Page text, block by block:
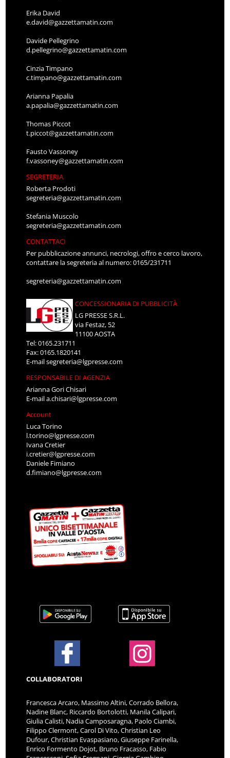
Erika David
e.david@gazzettamatin.com
Davide Pellegrino
d.pellegrino@gazzettamatin.com
Cinzia Timpano
c.timpano@gazzettamatin.com
Arianna Papalia
a.papalia@gazzettamatin.com
Thomas Piccot
t.piccot@gazzettamatin.com
Fausto Vassoney
f.vassoney@gazzettamatin.com
SEGRETERIA
Roberta Prodoti
segreteria@gazzettamatin.com
Stefania Muscolo
segreteria@gazzettamatin.com
CONTATTACI
Per pubblicazione annunci, necrologi, offro e cerco lavoro,
contattare la segreteria al numero: 0165/231711
segreteria@gazzettamatin.com
CONCESSIONARIA DI PUBBLICITÀ
LG PRESSE S.R.L.
via Festaz, 52
11100 AOSTA
Tel: 0165.231711
Fax: 0165.1820141
E-mailsegreteria@lgpresse.com
RESPONSABILE DI AGENZIA
Arianna Gori Chisari
E-maila.chisari@lgpresse.com
Account
Luca Torino
l.torino@lgpresse.com
Ivana Cretier
i.cretier@lgpresse.com
Daniele Fimiano
d.fimiano@lgpresse.com
COLLABORATORI
Francesca Arcaro, Massimo Altini, Corrado Bellora,
Nadine Blanc, Riccardo Bortolotti, Manila Calipari,
Giulia Calisti, Nadia Camposaragna, Paolo Ciambi,
Filippo Clermont, Carol Di Vito, Christian Leo
Dufour, Christian Evaspasiano, Giuseppe Farinella,
Enrico Formento Dojot, Bruno Fracasso, Fabio